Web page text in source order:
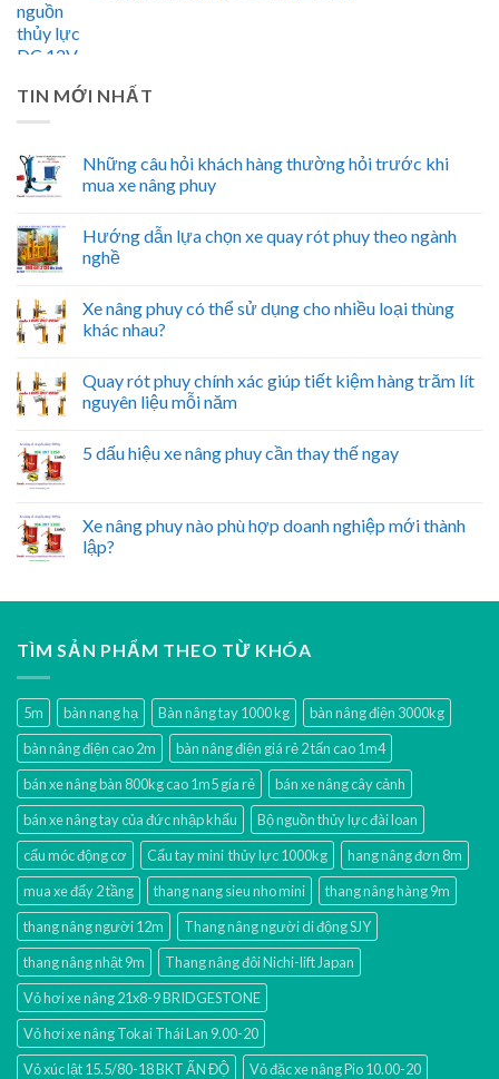
TIN MỚI NHẤT
Những câu hỏi khách hàng thường hỏi trước khi
mua xe nâng phuy
Hướng dẫn lựa chọn xe quay rót phuy theo ngành
nghề
Xe nâng phuy có thể sử dụng cho nhiều loại thùng
khác nhau?
Quay rót phuy chính xác giúp tiết kiệm hàng trăm lít
nguyên liệu mỗi năm
5 dấu hiệu xe nâng phuy cần thay thế ngay
Xe nâng phuy nào phù hợp doanh nghiệp mới thành
lập?
TÌM SẢN PHẨM THEO TỪ KHÓA
5m bàn nang hạ Bàn nâng tay 1000 kg
bàn nâng điện 3000kg
bàn nâng điện cao 2m
bàn nâng điện giá rẻ 2 tấn cao 1m4
bán xe nâng bàn 800kg cao 1m5 gía rẻ
bán xe nâng cây cảnh
bán xe nâng tay của đức nhập khẩu
Bộ nguồn thủy lực đài loan
cẩu móc động cơ
Cẩu tay mini thủy lực 1000kg
hang nâng đơn 8m
mua xe đẩy 2 tầng
thang nang sieu nho mini
thang nâng hàng 9m
thang nâng người 12m
Thang nâng người di động SJY
thang nâng nhật 9m
Thang nâng đôi Nichi-lift Japan
Vỏ hơi xe nâng 21x8-9 BRIDGESTONE
Vỏ hơi xe nâng Tokai Thái Lan 9.00-20
Vỏ xúc lật 15.5/80-18 BKT ẤN ĐỘ
Vỏ đặc xe nâng Pio 10.00-20